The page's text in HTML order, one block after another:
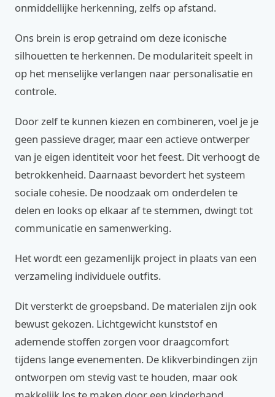
onmiddellijke herkenning, zelfs op afstand.
Ons brein is erop getraind om deze iconische
silhouetten te herkennen. De modulariteit speelt in
op het menselijke verlangen naar personalisatie en
controle.
Door zelf te kunnen kiezen en combineren, voel je je
geen passieve drager, maar een actieve ontwerper
van je eigen identiteit voor het feest. Dit verhoogt de
betrokkenheid. Daarnaast bevordert het systeem
sociale cohesie. De noodzaak om onderdelen te
delen en looks op elkaar af te stemmen, dwingt tot
communicatie en samenwerking.
Het wordt een gezamenlijk project in plaats van een
verzameling individuele outfits.
Dit versterkt de groepsband. De materialen zijn ook
bewust gekozen. Lichtgewicht kunststof en
ademende stoffen zorgen voor draagcomfort
tijdens lange evenementen. De klikverbindingen zijn
ontworpen om stevig vast te houden, maar ook